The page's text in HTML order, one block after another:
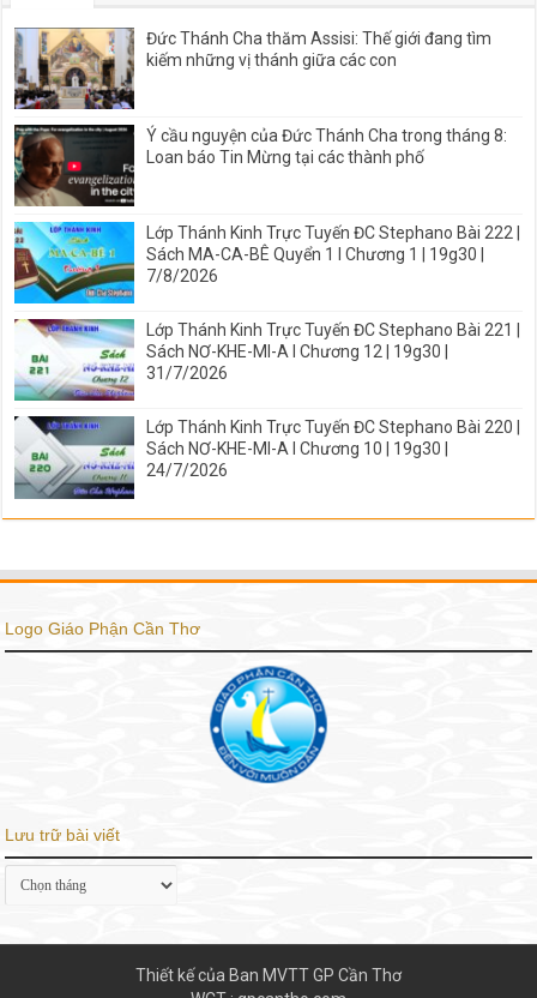
Đức Thánh Cha thăm Assisi: Thế giới đang tìm
kiếm những vị thánh giữa các con
Ý cầu nguyện của Đức Thánh Cha trong tháng 8:
Loan báo Tin Mừng tại các thành phố
Lớp Thánh Kinh Trực Tuyến ĐC Stephano Bài 222 |
Sách MA-CA-BÊ Quyển 1 I Chương 1 | 19g30 |
7/8/2026
Lớp Thánh Kinh Trực Tuyến ĐC Stephano Bài 221 |
Sách NƠ-KHE-MI-A I Chương 12 | 19g30 |
31/7/2026
Lớp Thánh Kinh Trực Tuyến ĐC Stephano Bài 220 |
Sách NƠ-KHE-MI-A I Chương 10 | 19g30 |
24/7/2026
Logo Giáo Phận Cần Thơ
Lưu trữ bài viết
Lưu
trữ
Thiết kế của Ban MVTT GP Cần Thơ